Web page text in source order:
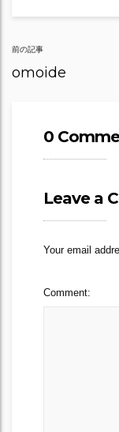
Post
navigation
前の記事
omoide
0
Leave a
Your email
Comment: